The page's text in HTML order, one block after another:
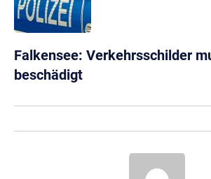
Falkensee: Verkehrsschilder
beschädigt